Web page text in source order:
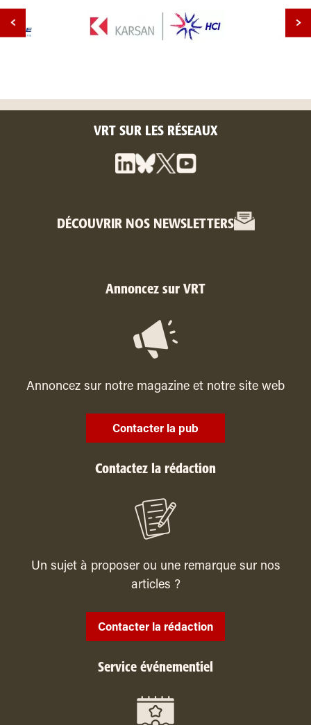
VRT SUR LES RÉSEAUX
DÉCOUVRIR NOS NEWSLETTERS
Annoncez sur VRT
Annoncez sur notre magazine et notre site web
Contacter la pub
Contactez la rédaction
Un sujet à proposer ou une remarque sur nos
articles ?
Contacter la rédaction
Service événementiel